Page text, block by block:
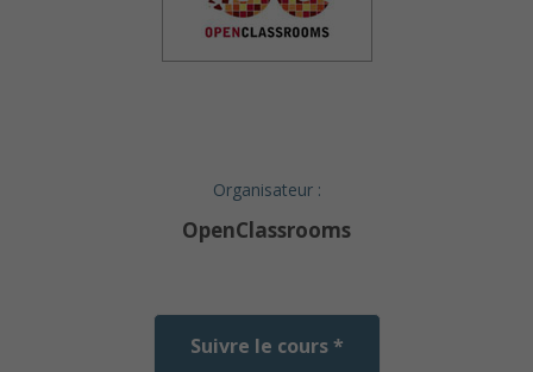
Organisateur :
OpenClassrooms
Suivre le cours *